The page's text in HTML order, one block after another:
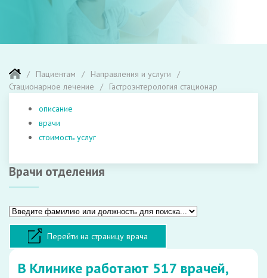
Пациентам
Направления и услуги
Стационарное лечение
Гастроэнтерология стационар
описание
врачи
стоимость услуг
Врачи отделения
Перейти на страницу врача
В Клинике работают 517 врачей,